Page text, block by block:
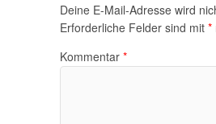
Deine E-Mail-Adresse wird
Erforderliche Felder sind mit *
Kommentar *